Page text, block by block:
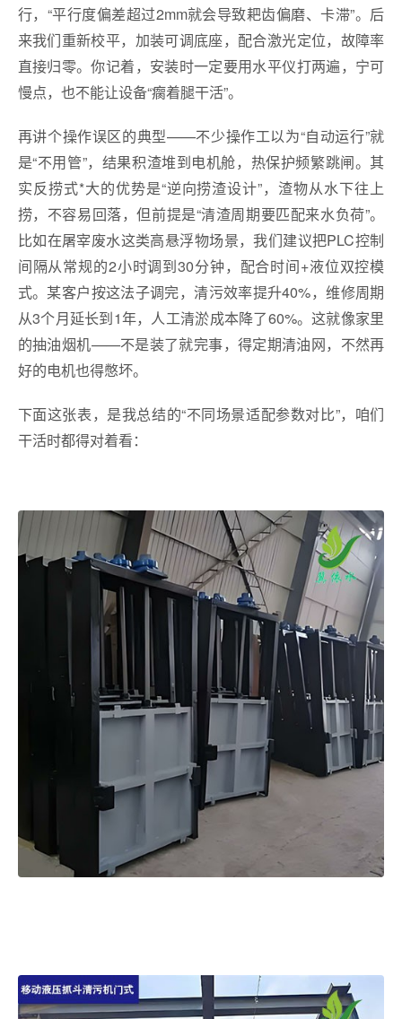
行，“平行度偏差超过2mm就会导致耙齿偏磨、卡滞”。后
来我们重新校平，加装可调底座，配合激光定位，故障率
直接归零。你记着，安装时一定要用水平仪打两遍，宁可
慢点，也不能让设备“瘸着腿干活”。
再讲个操作误区的典型——不少操作工以为“自动运行”就
是“不用管”，结果积渣堆到电机舱，热保护频繁跳闸。其
实反捞式*大的优势是“逆向捞渣设计”，渣物从水下往上
捞，不容易回落，但前提是“清渣周期要匹配来水负荷”。
比如在屠宰废水这类高悬浮物场景，我们建议把PLC控制
间隔从常规的2小时调到30分钟，配合时间+液位双控模
式。某客户按这法子调完，清污效率提升40%，维修周期
从3个月延长到1年，人工清淤成本降了60%。这就像家里
的抽油烟机——不是装了就完事，得定期清油网，不然再
好的电机也得憋坏。
下面这张表，是我总结的“不同场景适配参数对比”，咱们
干活时都得对着看：